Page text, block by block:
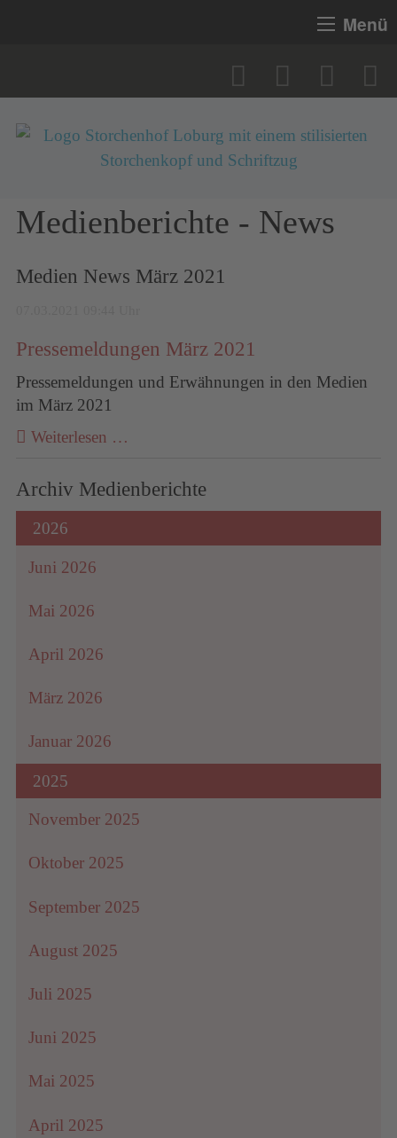
Menü
Medienberichte - News
Medien News März 2021
Pressemeldungen März 2021
Pressemeldungen und Erwähnungen in den Medien
im März 2021
Weiterlesen …
Archiv Medienberichte
2026
Juni 2026
Mai 2026
April 2026
März 2026
Januar 2026
2025
November 2025
Oktober 2025
September 2025
August 2025
Juli 2025
Juni 2025
Mai 2025
April 2025